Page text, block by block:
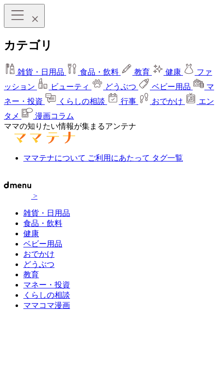
カテゴリ
雑貨・日用品 食品・飲料 教育 健康
ファ
ッション
ビューティ どうぶつ ベビー用品
マ
ネー・投資
くらしの相談 行事 おでかけ
エン
タメ
漫画コラム
ママの知りたい情報が集まるアンテナ
ママテナについて ご利用にあたって タグ一覧
>
雑貨・日用品
食品・飲料
健康
ベビー用品
おでかけ
どうぶつ
教育
マネー・投資
くらしの相談
ママコマ漫画